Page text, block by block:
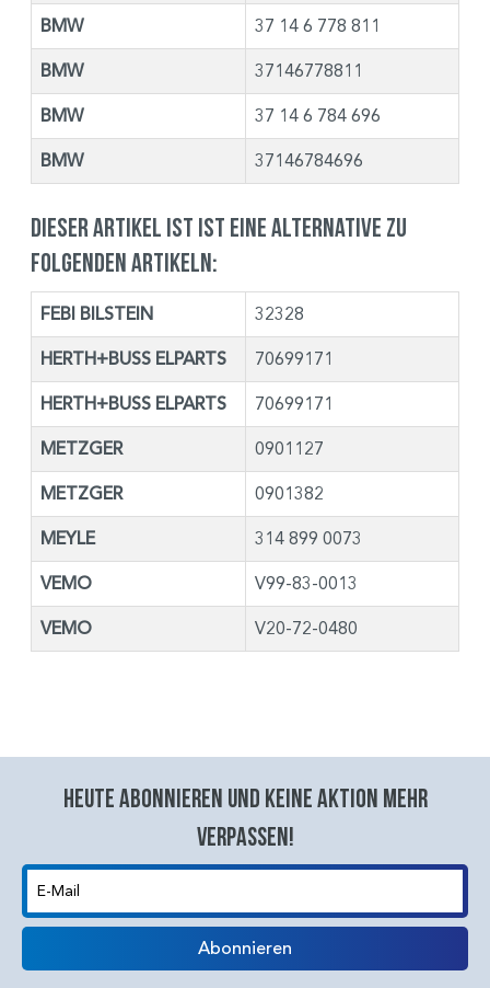
BMW 37 14 6 778 811
BMW 37146778811
BMW 37 14 6 784 696
BMW 37146784696
Dieser Artikel ist ist eine Alternative zu
folgenden Artikeln:
FEBI BILSTEIN 32328
HERTH+BUSS ELPARTS 70699171
HERTH+BUSS ELPARTS 70699171
METZGER 0901127
METZGER 0901382
MEYLE 314 899 0073
VEMO V99-83-0013
VEMO V20-72-0480
Heute abonnieren und keine aktion mehr
verpassen!
E-Mail
Abonnieren